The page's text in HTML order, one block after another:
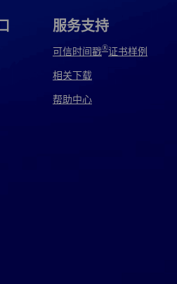
国电子取证 服务支持
可信时间戳®证书样例
相关下载
帮助中心